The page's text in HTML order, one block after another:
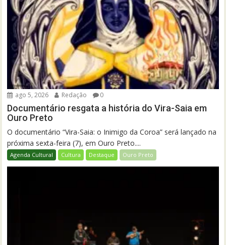
ago 5, 2026 Redação 0
Documentário resgata a história do Vira-Saia em
Ouro Preto
O documentário “Vira-Saia: o Inimigo da Coroa” será lançado na
próxima sexta-feira (7), em Ouro Preto....
Agenda Cultural Cultura Destaque Ouro Preto